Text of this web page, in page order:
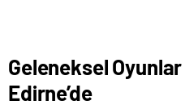
Geleneksel Oyunlar
Edirne’de